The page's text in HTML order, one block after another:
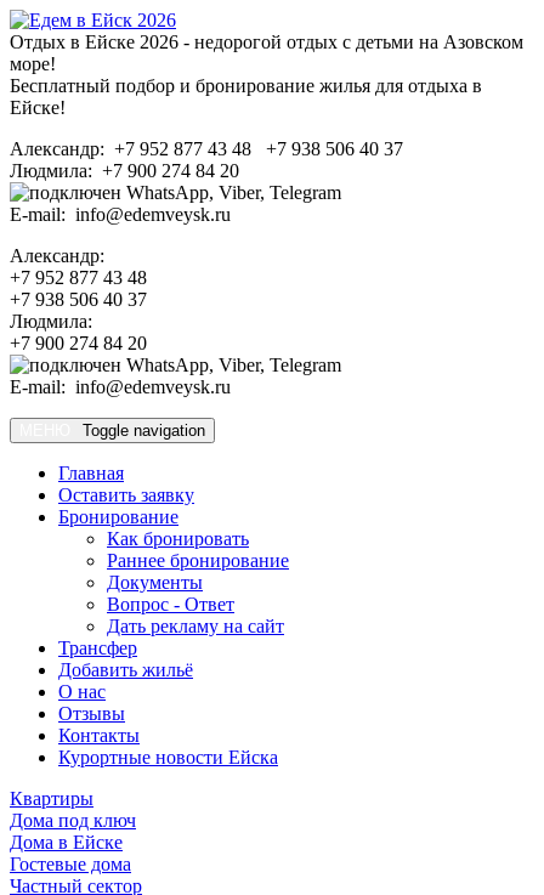
Отдых в Ейске 2026 - недорогой отдых с детьми на Азовском
море!
Бесплатный подбор и бронирование жилья для отдыха в
Ейске!
Александр: +7 952 877 43 48 +7 938 506 40 37
Людмила: +7 900 274 84 20
E-mail: info@edemveysk.ru
Александр:
+7 952 877 43 48
+7 938 506 40 37
Людмила:
+7 900 274 84 20
E-mail: info@edemveysk.ru
Toggle navigation
Главная
Оставить заявку
Бронирование
Как бронировать
Раннее бронирование
Документы
Вопрос - Ответ
Дать рекламу на сайт
Трансфер
Добавить жильё
О нас
Отзывы
Контакты
Курортные новости Ейска
Квартиры
Дома под ключ
Дома в Ейске
Гостевые дома
Частный сектор